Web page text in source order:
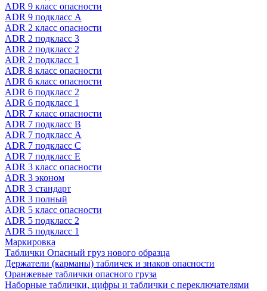
ADR 9 класс опасности
ADR 9 подкласс A
ADR 2 класс опасности
ADR 2 подкласс 3
ADR 2 подкласс 2
ADR 2 подкласс 1
ADR 8 класс опасности
ADR 6 класс опасности
ADR 6 подкласс 2
ADR 6 подкласс 1
ADR 7 класс опасности
ADR 7 подкласс B
ADR 7 подкласс A
ADR 7 подкласс C
ADR 7 подкласс E
ADR 3 класс опасности
ADR 3 эконом
ADR 3 стандарт
ADR 3 полный
ADR 5 класс опасности
ADR 5 подкласс 2
ADR 5 подкласс 1
Маркировка
Таблички Опасный груз нового образца
Держатели (карманы) табличек и знаков опасности
Оранжевые таблички опасного груза
Наборные таблички, цифры и таблички с переключателями